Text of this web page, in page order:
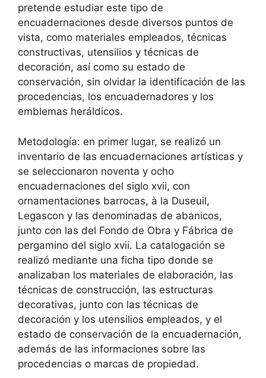
pretende estudiar este tipo de
encuadernaciones desde diversos puntos de
vista, como materiales empleados, técnicas
constructivas, utensilios y técnicas de
decoración, así como su estado de
conservación, sin olvidar la identificación de las
procedencias, los encuadernadores y los
emblemas heráldicos.
Metodología: en primer lugar, se realizó un
inventario de las encuadernaciones artísticas y
se seleccionaron noventa y ocho
encuadernaciones del siglo xvii, con
ornamentaciones barrocas, à la Duseuil,
Legascon y las denominadas de abanicos,
junto con las del Fondo de Obra y Fábrica de
pergamino del siglo xvii. La catalogación se
realizó mediante una ficha tipo donde se
analizaban los materiales de elaboración, las
técnicas de construcción, las estructuras
decorativas, junto con las técnicas de
decoración y los utensilios empleados, y el
estado de conservación de la encuadernación,
además de las informaciones sobre las
procedencias o marcas de propiedad.